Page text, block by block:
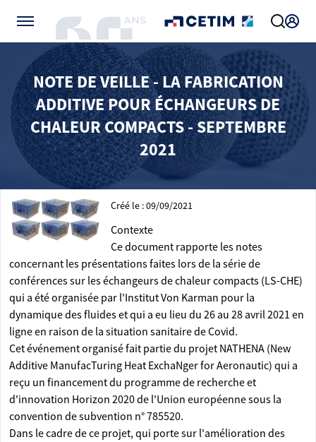
NOTE DE VEILLE - LA FABRICATION
ADDITIVE POUR ÉCHANGEURS DE
CHALEUR COMPACTS - SEPTEMBRE
2021
Créé le : 09/09/2021
Contexte
Ce document rapporte les notes
concernant les présentations faites lors de la série de
conférences sur les échangeurs de chaleur compacts (LS-CHE)
qui a été organisée par l'Institut Von Karman pour la
dynamique des fluides et qui a eu lieu du 26 au 28 avril 2021 en
ligne en raison de la situation sanitaire de Covid.
Cet événement organisé fait partie du projet NATHENA (New
Additive ManufacTuring Heat ExchaNger for Aeronautic) qui a
reçu un financement du programme de recherche et
d'innovation Horizon 2020 de l'Union européenne sous la
convention de subvention n° 785520.
Dans le cadre de ce projet, qui porte sur l'amélioration des